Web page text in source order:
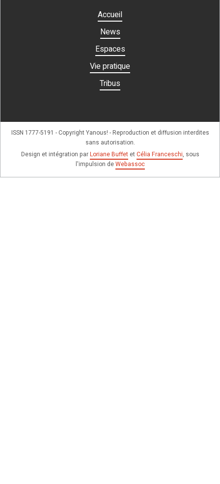
Accueil
News
Espaces
Vie pratique
Tribus
ISSN 1777-5191 - Copyright Yanous! - Reproduction et diffusion interdites
sans autorisation.
Design et intégration parLoriane Buffetet Célia Franceschi, sous
l'impulsion deWebassoc